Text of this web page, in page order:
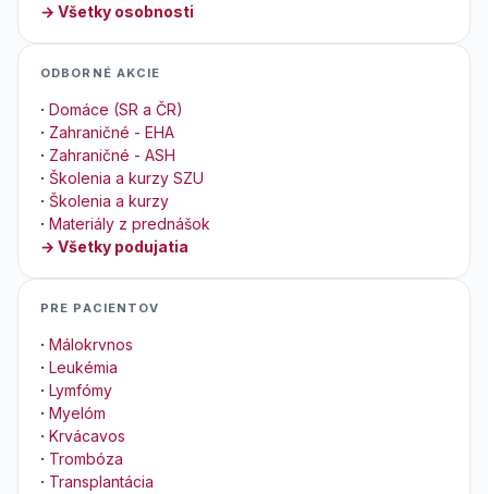
→ Všetky osobnosti
ODBORNÉ AKCIE
· Domáce (SR a ČR)
· Zahraničné - EHA
· Zahraničné - ASH
· Školenia a kurzy SZU
· Školenia a kurzy
· Materiály z prednášok
→ Všetky podujatia
PRE PACIENTOV
· Málokrvnos
· Leukémia
· Lymfómy
· Myelóm
· Krvácavos
· Trombóza
· Transplantácia